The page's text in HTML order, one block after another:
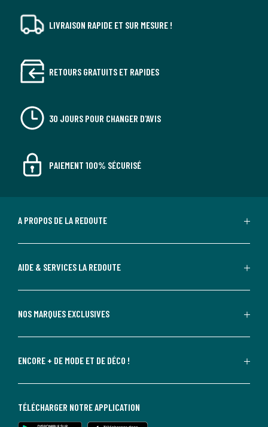
LIVRAISON RAPIDE ET SUR MESURE !
RETOURS GRATUITS ET RAPIDES
30 JOURS POUR CHANGER D'AVIS
PAIEMENT 100% SÉCURISÉ
A PROPOS DE LA REDOUTE
AIDE & SERVICES LA REDOUTE
NOS MARQUES EXCLUSIVES
ENCORE + DE MODE ET DE DÉCO !
TÉLÉCHARGER NOTRE APPLICATION